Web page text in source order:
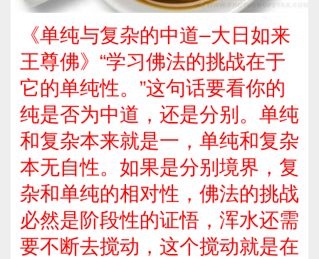
《单纯与复杂的中道–大日如来
王尊佛》“学习佛法的挑战在于
它的单纯性。”这句话要看你的
纯是否为中道，还是分别。单纯
和复杂本来就是一，单纯和复杂
本无自性。如果是分别境界，复
杂和单纯的相对性，佛法的挑战
必然是阶段性的证悟，浑水还需
要不断去搅动，这个搅动就是在